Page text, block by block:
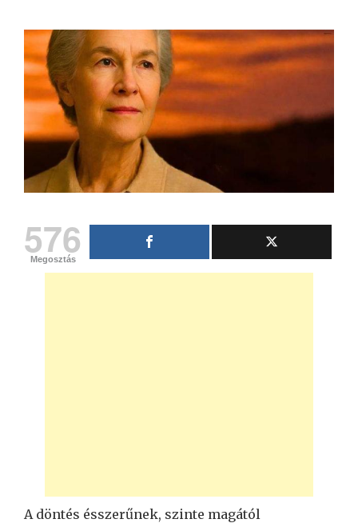
576
Megosztás
A döntés ésszerűnek, szinte magától